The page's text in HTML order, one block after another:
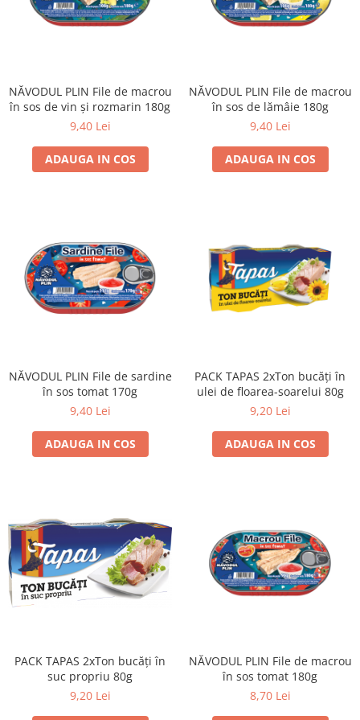
NĂVODUL PLIN File de macrou
în sos de vin și rozmarin 180g
9,40 Lei
ADAUGA IN COS
NĂVODUL PLIN File de macrou
în sos de lămâie 180g
9,40 Lei
ADAUGA IN COS
NĂVODUL PLIN File de sardine
în sos tomat 170g
9,40 Lei
ADAUGA IN COS
PACK TAPAS 2xTon bucăți în
ulei de floarea-soarelui 80g
9,20 Lei
ADAUGA IN COS
PACK TAPAS 2xTon bucăți în
suc propriu 80g
9,20 Lei
NĂVODUL PLIN File de macrou
în sos tomat 180g
8,70 Lei